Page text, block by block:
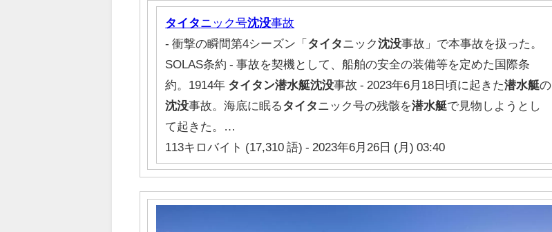
タイタ ニック号沈没事故
- 衝撃の瞬間第4シーズン「 タイタ ニック沈没事故」で本事故を扱った。
SOLAS条約 - 事故を契機として、船舶の安全の装備等を定めた国際条
約。1914年 タイタン潜水艇沈没事故 - 2023年6月18日頃に起きた潜水艇の
沈没事故。海底に眠るタイタ ニック号の残骸を潜水艇で見物しようとし
て起きた。…
113キロバイト (17,310 語) - 2023年6月26日 (月) 03:40